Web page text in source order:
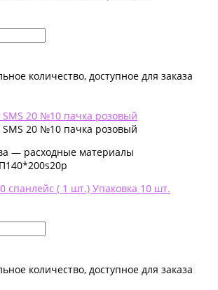
количество, доступное для заказа
20 №10 пачка розовый
20 №10 пачка розовый
— расходные материалы
количество, доступное для заказа